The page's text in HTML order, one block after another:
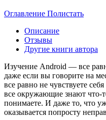
Оглавление Полистать
Описание
Отзывы
Другие книги автора
Изучение Android — все
даже если вы говорите на
все равно не чувствуете
все окружающие знают что-
понимаете. И даже то, что
оказывается попросту